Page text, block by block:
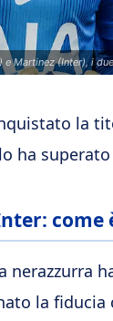
Martinez (Inter), i
la
ha superato
come
nerazzurra
la